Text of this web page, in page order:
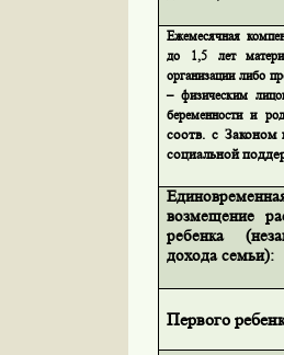
Ежемесячная
до 1,5 лет
организации либо
– физическим
беременности и
соотв. с
социальной
возмещение
ребенка
дохода семьи):
Первого